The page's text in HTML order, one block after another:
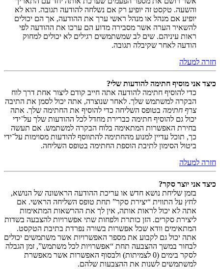
והשעה. טקסט זה יופיע רק אם נשלחה להודעה תגובה. הוא לא
יופיע אם מנהל או מנהל ראשי ערך את ההודעה, אך הם יכולים
להשאיר הערה אשר מסבירה מדוע הם ערכו את ההודעה לפי
ראות עיניהם. שים לב שמשתמשים רגילים לא יכולים למחוק
הודעה לאחר שקיבלה תגובה.
חזרה למעלה
כיצד אני מוסיף חתימה להודעות שלי?
כדי להוסיף חתימה להודעה אתה חייב קודם ליצור אחת דרך לוח
הבקרה למשתמש שלך. לאחר שנוצרה, אתה יכול לסמן את התיבה
צרף חתימה בטופס השליחה כדי להוסיף את החתימה שלך. אתה
יכול גם להוסיף חתימה כברירת מחדל לכל ההודעות שלך על־ידי
בחירת האפשרות המתאימה בלוח הבקרה למשתמש. אם תעשה
כך, תוכל עדיין למנוע מהחתימה להתווסף להודעות מסוימות על־ידי
ביטול הסימון לתיבת הוספת החתימה בטופס השליחה.
חזרה למעלה
כיצד אני יוצר סקר?
בזמן שליחת נושא חדש או עריכת ההודעה הראשונה של הנושא,
לחץ על התווית “יצירת סקר” תחת טופס השליחה הראשי. אם
אתה לא יכול לראות אותה, אין לך את ההרשאות המתאימות
ליצירת סקרים. הזן כותרת ולפחות שתי אפשרויות להצבעה בשדות
המתאימים וודא שכל אפשרות בשורה נפרדת בתיבת הטקסט.
אתה יכול גם לקבוע את מספר האפשרויות אשר משתמשים יכולים
לבחור במשך ההצבעה תחת “אפשרויות לכל משתמש”, זמן הגבלה
לסקר בימים (0 לצמיתות) ולבסוף האפשרות אשר מאפשרת
למשתמשים לשנות את ההצבעות שלהם.